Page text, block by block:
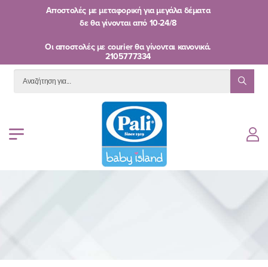
Αποστολές με μεταφορική για μεγάλα δέματα
δε θα γίνονται από 10-24/8
Oι αποστολές με courier θα γίνονται κανονικά.
2105777334